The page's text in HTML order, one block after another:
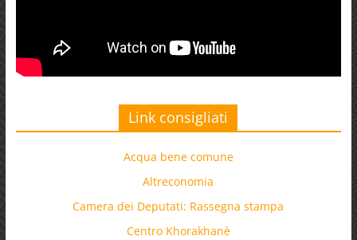
Link consigliati
Acqua bene comune
Altreconomia
Camera dei Deputati: Rassegna stampa
Centro Khorakhanè